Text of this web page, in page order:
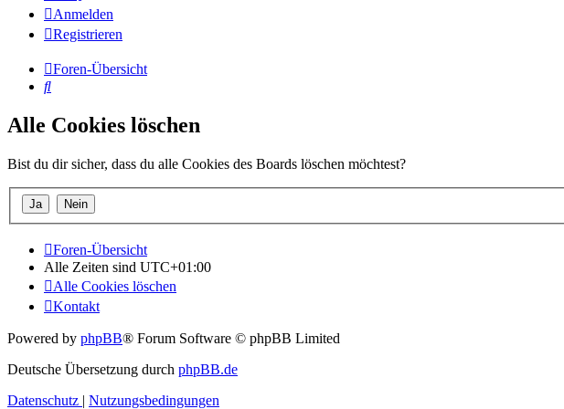
Anmelden
Registrieren
Foren-Übersicht
Suche
Alle Cookies löschen
Bist du dir sicher, dass du alle Cookies des Boards löschen möchtest?
Foren-Übersicht
Alle Zeiten sind UTC+01:00
Alle Cookies löschen
Kontakt
Powered by phpBB® Forum Software © phpBB Limited
Deutsche Übersetzung durch phpBB.de
Datenschutz | Nutzungsbedingungen